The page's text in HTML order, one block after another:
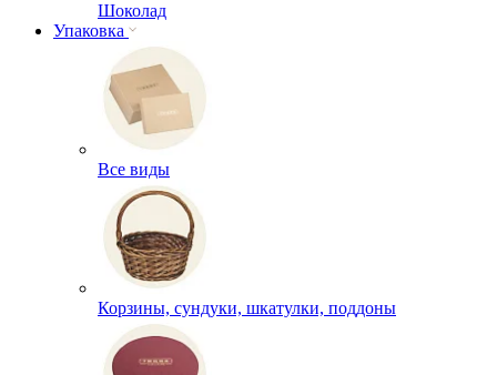
Шоколад
Упаковка
Все виды
Корзины, сундуки, шкатулки, поддоны